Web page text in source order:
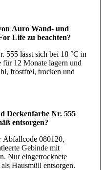
Auro Wand- und
Life zu beachten?
555 lässt sich bei 18 °C in
für 12 Monate lagern und
frostfrei, trocken und
Deckenfarbe Nr. 555
entsorgen?
Abfallcode 080120,
Gebinde mit
Nur eingetrocknete
Hausmüll entsorgen.